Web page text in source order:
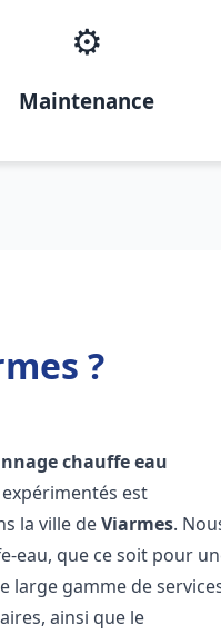
⚙️
Maintenance
?
chauffe eau
est
la ville deViarmes.
eau, que ce soit pour
large gamme de
ainsi que le